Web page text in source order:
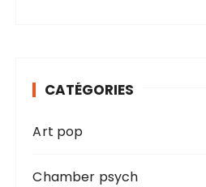
CATÉGORIES
Art pop
Chamber psych